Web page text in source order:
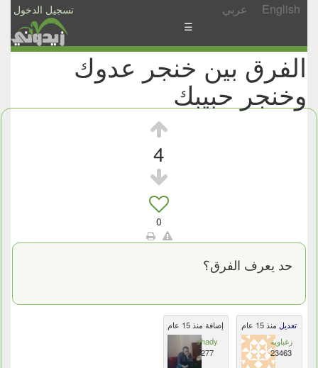
تسجيل الدخول عربي English
الأخبار
والمشاركات
☰
الفرق بين خنجر عدوك
وخنجر حبيبك
4
0
حد يعرف الفرق؟
إضافة منذ 15 عام
shady
8277
تعديل منذ 15 عام
زغباوية
23463